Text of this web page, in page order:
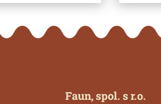
Faun, spol. s r.o.